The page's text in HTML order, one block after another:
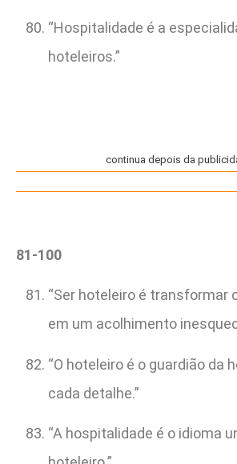
“Hospitalidade é a
hoteleiros.”
continua depois da
81-100
“Ser hoteleiro é transformar
em um acolhimento
“O hoteleiro é o guardião da
cada detalhe.”
“A hospitalidade é o idioma